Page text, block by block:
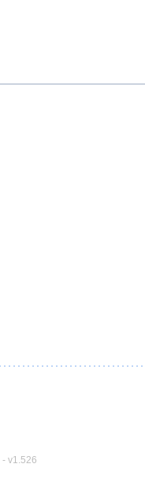
- v1.526